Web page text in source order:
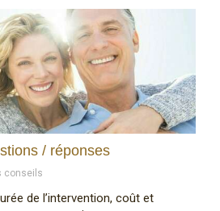
/ réponses
conseils
de l’intervention, coût et